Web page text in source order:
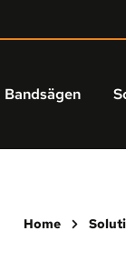
Bandsägen
Home